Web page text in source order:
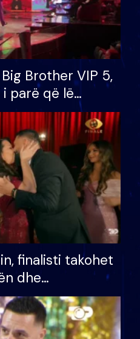
Brother VIP 5,
parë që lë
mundësinë për
finalisti takohet
dhe
ndonjë letër